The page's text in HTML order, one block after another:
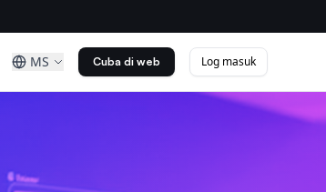
MS Cuba di web Log masuk